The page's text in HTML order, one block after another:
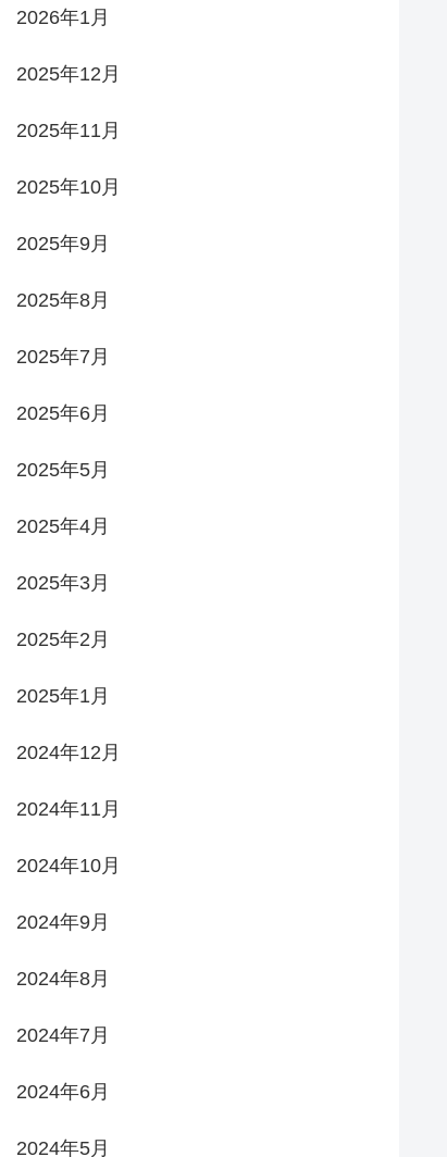
2026年1月
2025年12月
2025年11月
2025年10月
2025年9月
2025年8月
2025年7月
2025年6月
2025年5月
2025年4月
2025年3月
2025年2月
2025年1月
2024年12月
2024年11月
2024年10月
2024年9月
2024年8月
2024年7月
2024年6月
2024年5月